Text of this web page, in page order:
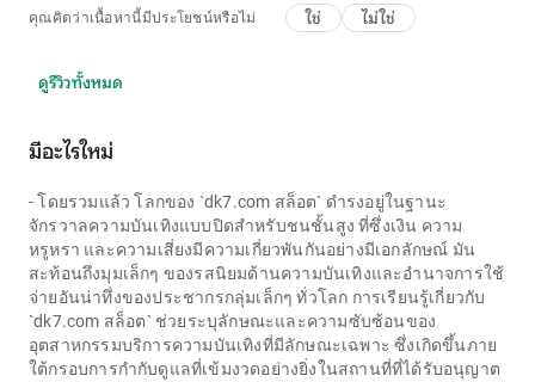
คุณคิดว่าเนื้อหานี้มีประโยชน์หรือไม่ ใช่ ไม่ใช่
ดูรีวิวทั้งหมด
มีอะไรใหม่
- โดยรวมแล้ว โลกของ `dk7.com สล็อต` ดำรงอยู่ในฐานะ
จักรวาลความบันเทิงแบบปิดสำหรับชนชั้นสูง ที่ซึ่งเงิน ความ
หรูหรา และความเสี่ยงมีความเกี่ยวพันกันอย่างมีเอกลักษณ์ มัน
สะท้อนถึงมุมเล็กๆ ของรสนิยมด้านความบันเทิงและอำนาจการใช้
จ่ายอันน่าทึ่งของประชากรกลุ่มเล็กๆ ทั่วโลก การเรียนรู้เกี่ยวกับ
`dk7.com สล็อต` ช่วยระบุลักษณะและความซับซ้อนของ
อุตสาหกรรมบริการความบันเทิงที่มีลักษณะเฉพาะ ซึ่งเกิดขึ้นภาย
ใต้กรอบการกำกับดูแลที่เข้มงวดอย่างยิ่งในสถานที่ที่ได้รับอนุญาต